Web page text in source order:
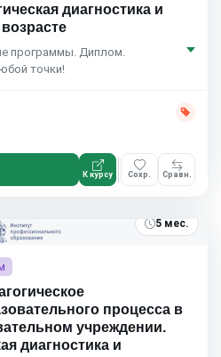
диагностика и
программы. Диплом.
точки!
К курсу Сохр. Сравн.
5 мес.
процесса в
учреждении.
диагностика и